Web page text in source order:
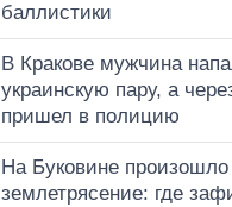
баллистики
В Кракове мужчина
украинскую пару, а
пришел в полицию
На Буковине произошло
землетрясение: где